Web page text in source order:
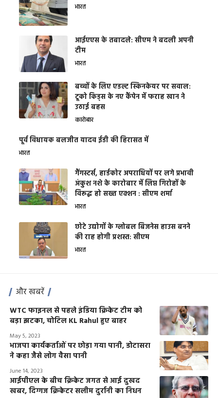
भारत
आईएएस के तबादले: सीएम ने बदली अपनी
टीम
भारत
बच्चों के लिए एडल्ट स्किनकेयर पर सवाल:
टूको किड्स के नए कैंपेन में फराह खान ने
उठाई बहस
कारोबार
पूर्व विधायक बलजीत यादव ईडी की हिरासत में
भारत
गैंगस्टर्स, हार्डकोर अपराधियों पर लगे प्रभावी
अंकुश नशे के कारोबार में लिप्त गिरोहों के
विरूद्ध हो सख्त एक्शन : सीएम शर्मा
भारत
छोटे उद्योगों के ग्लोबल बिजनेस हाउस बनने
की राह होगी प्रशस्त: सीएम
भारत
और खबरें
WTC फाइनल से पहले इंडिया क्रिकेट टीम को
बड़ा झटका, चोटिल KL Rahul हुए बाहर
May 5, 2023
भाजपा कार्यकर्ताओं पर छोड़ा गया पानी, डोटासरा
ने कहा जैसे लोग वैसा पानी
June 14, 2023
आईपीएल के बीच क्रिकेट जगत से आई दुखद
खबर, दिग्गज क्रिकेटर सलीम दुर्रानी का निधन